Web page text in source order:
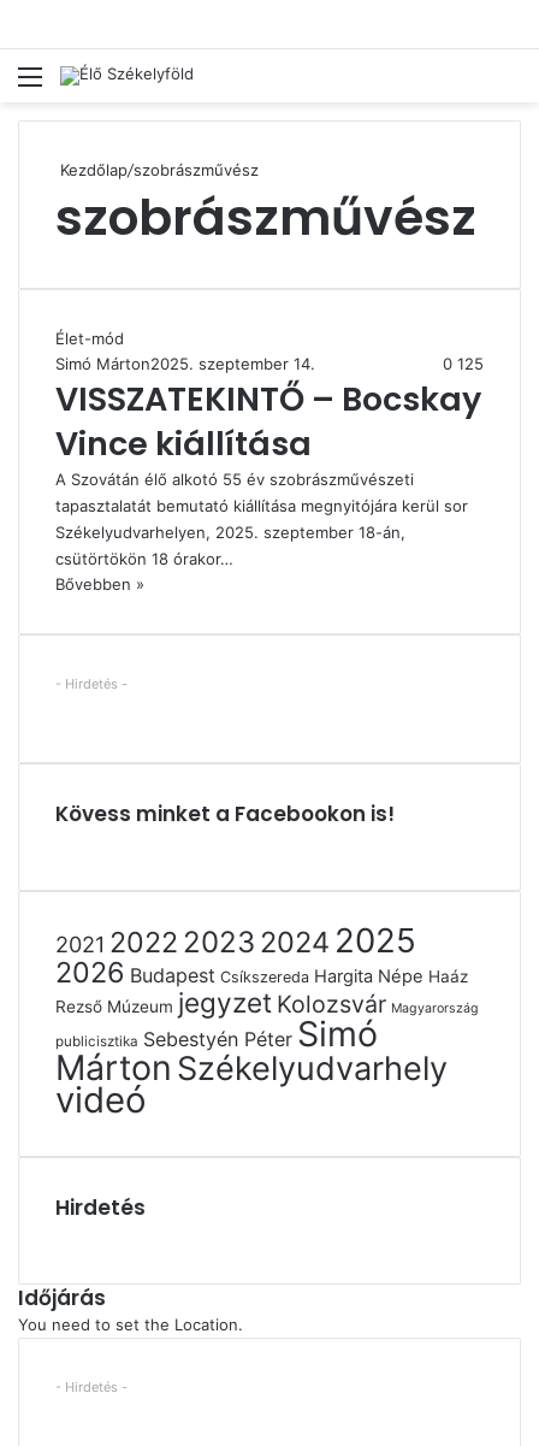
Menü
Kezdőlap/szobrászművész
szobrászművész
Élet-mód
Simó Márton2025. szeptember 14. 0 125
VISSZATEKINTŐ – Bocskay
Vince kiállítása
A Szovátán élő alkotó 55 év szobrászművészeti
tapasztalatát bemutató kiállítása megnyitójára kerül sor
Székelyudvarhelyen, 2025. szeptember 18-án,
csütörtökön 18 órakor…
Bővebben »
- Hirdetés -
Kövess minket a Facebookon is!
2021 2022 2023 2024 2025
2026 Budapest Csíkszereda Hargita Népe Haáz
Rezső Múzeum jegyzet Kolozsvár Magyarország
publicisztika Sebestyén Péter Simó
Márton Székelyudvarhely
videó
Hirdetés
Időjárás
You need to set the Location.
- Hirdetés -